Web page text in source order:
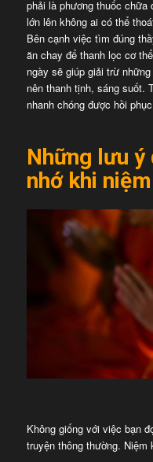
phải là phương thuốc chữa
lớn lên không ai có thể
Bên cạnh việc tìm đúng
ăn chay để thanh lọc cơ
ngày sẽ giúp giải trừ
nên thanh tịnh, sáng suốt.
nhanh chóng được hồi
Những lưu ý
nhớ khi
Không giống với việc bạn
truyện thông thường. Niệm